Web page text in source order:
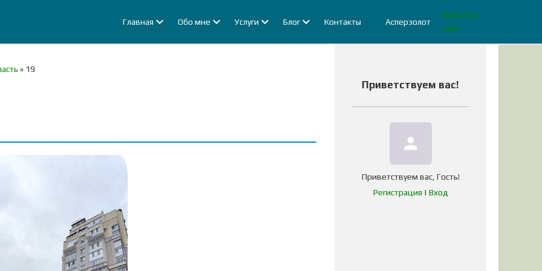
Главная Обо мне Услуги Блог Контакты Асперзолот
Войти на
сайт
» 19
Приветствуем вас!
person
Приветствуем вас, Гость!
Регистрация | Вход